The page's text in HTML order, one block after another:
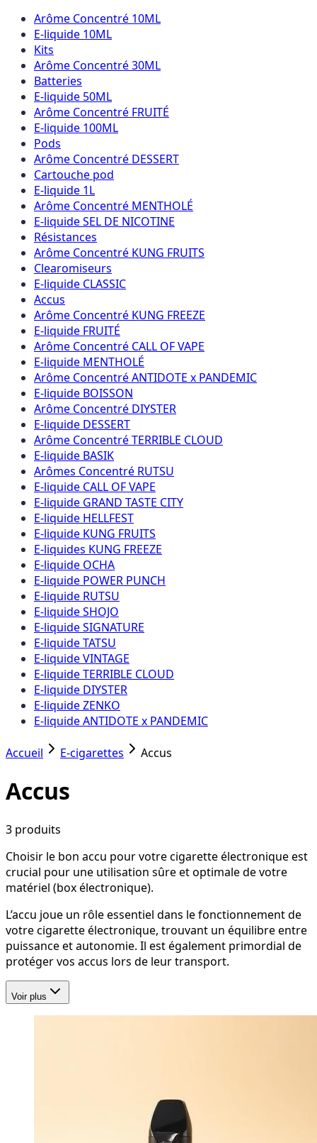
Arôme Concentré 10ML
E-liquide 10ML
Kits
Arôme Concentré 30ML
Batteries
E-liquide 50ML
Arôme Concentré FRUITÉ
E-liquide 100ML
Pods
Arôme Concentré DESSERT
Cartouche pod
E-liquide 1L
Arôme Concentré MENTHOLÉ
E-liquide SEL DE NICOTINE
Résistances
Arôme Concentré KUNG FRUITS
Clearomiseurs
E-liquide CLASSIC
Accus
Arôme Concentré KUNG FREEZE
E-liquide FRUITÉ
Arôme Concentré CALL OF VAPE
E-liquide MENTHOLÉ
Arôme Concentré ANTIDOTE x PANDEMIC
E-liquide BOISSON
Arôme Concentré DIYSTER
E-liquide DESSERT
Arôme Concentré TERRIBLE CLOUD
E-liquide BASIK
Arômes Concentré RUTSU
E-liquide CALL OF VAPE
E-liquide GRAND TASTE CITY
E-liquide HELLFEST
E-liquide KUNG FRUITS
E-liquides KUNG FREEZE
E-liquide OCHA
E-liquide POWER PUNCH
E-liquide RUTSU
E-liquide SHOJO
E-liquide SIGNATURE
E-liquide TATSU
E-liquide VINTAGE
E-liquide TERRIBLE CLOUD
E-liquide DIYSTER
E-liquide ZENKO
E-liquide ANTIDOTE x PANDEMIC
Accueil E-cigarettes Accus
Accus
3 produits
Choisir le bon accu pour votre cigarette électronique est
crucial pour une utilisation sûre et optimale de votre
matériel (box électronique).
L’accu joue un rôle essentiel dans le fonctionnement de
votre cigarette électronique, trouvant un équilibre entre
puissance et autonomie. Il est également primordial de
protéger vos accus lors de leur transport.
Voir plus